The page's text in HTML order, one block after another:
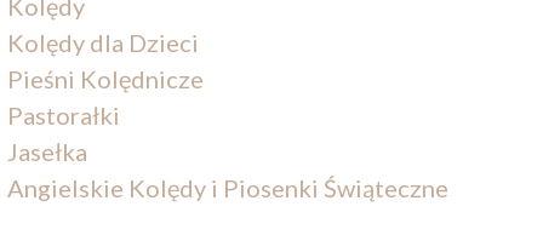
Kolędy
Kolędy dla Dzieci
Pieśni Kolędnicze
Pastorałki
Jasełka
Angielskie Kolędy i Piosenki Świąteczne